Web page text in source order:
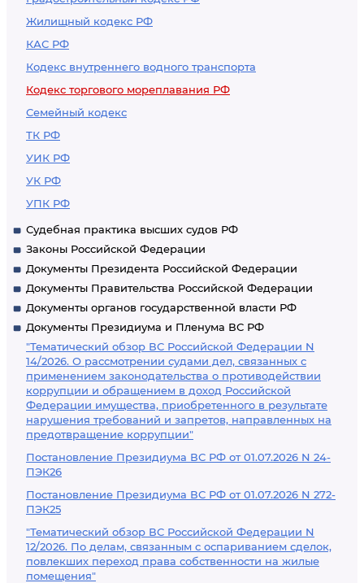
Жилищный кодекс РФ
КАС РФ
Кодекс внутреннего водного транспорта
Кодекс торгового мореплавания РФ
Семейный кодекс
ТК РФ
УИК РФ
УК РФ
УПК РФ
Судебная практика высших судов РФ
Законы Российской Федерации
Документы Президента Российской Федерации
Документы Правительства Российской Федерации
Документы органов государственной власти РФ
Документы Президиума и Пленума ВС РФ
"Тематический обзор ВС Российской Федерации N
14/2026. О рассмотрении судами дел, связанных с
применением законодательства о противодействии
коррупции и обращением в доход Российской
Федерации имущества, приобретенного в результате
нарушения требований и запретов, направленных на
предотвращение коррупции"
Постановление Президиума ВС РФ от 01.07.2026 N 24-
ПЭК26
Постановление Президиума ВС РФ от 01.07.2026 N 272-
ПЭК25
"Тематический обзор ВС Российской Федерации N
12/2026. По делам, связанным с оспариванием сделок,
повлекших переход права собственности на жилые
помещения"